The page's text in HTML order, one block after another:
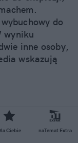
Ciebie naTemat Extra
do
wyniku
inne osoby,
wskazują